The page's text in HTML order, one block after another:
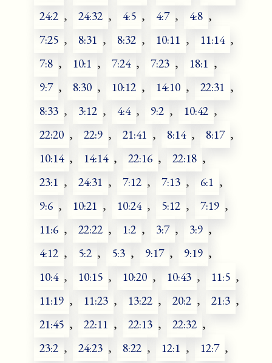
24:2 , 24:32 , 4:5 , 4:7 , 4:8 ,
7:25 , 8:31 , 8:32 , 10:11 , 11:14 ,
7:8 , 10:1 , 7:24 , 7:23 , 18:1 ,
9:7 , 8:30 , 10:12 , 14:10 , 22:31 ,
8:33 , 3:12 , 4:4 , 9:2 , 10:42 ,
22:20 , 22:9 , 21:41 , 8:14 , 8:17 ,
10:14 , 14:14 , 22:16 , 22:18 ,
23:1 , 24:31 , 7:12 , 7:13 , 6:1 ,
9:6 , 10:21 , 10:24 , 5:12 , 7:19 ,
11:6 , 22:22 , 1:2 , 3:7 , 3:9 ,
4:12 , 5:2 , 5:3 , 9:17 , 9:19 ,
10:4 , 10:15 , 10:20 , 10:43 , 11:5 ,
11:19 , 11:23 , 13:22 , 20:2 , 21:3 ,
21:45 , 22:11 , 22:13 , 22:32 ,
23:2 , 24:23 , 8:22 , 12:1 , 12:7 ,